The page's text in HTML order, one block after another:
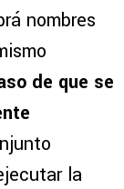
nombres
de que se
la